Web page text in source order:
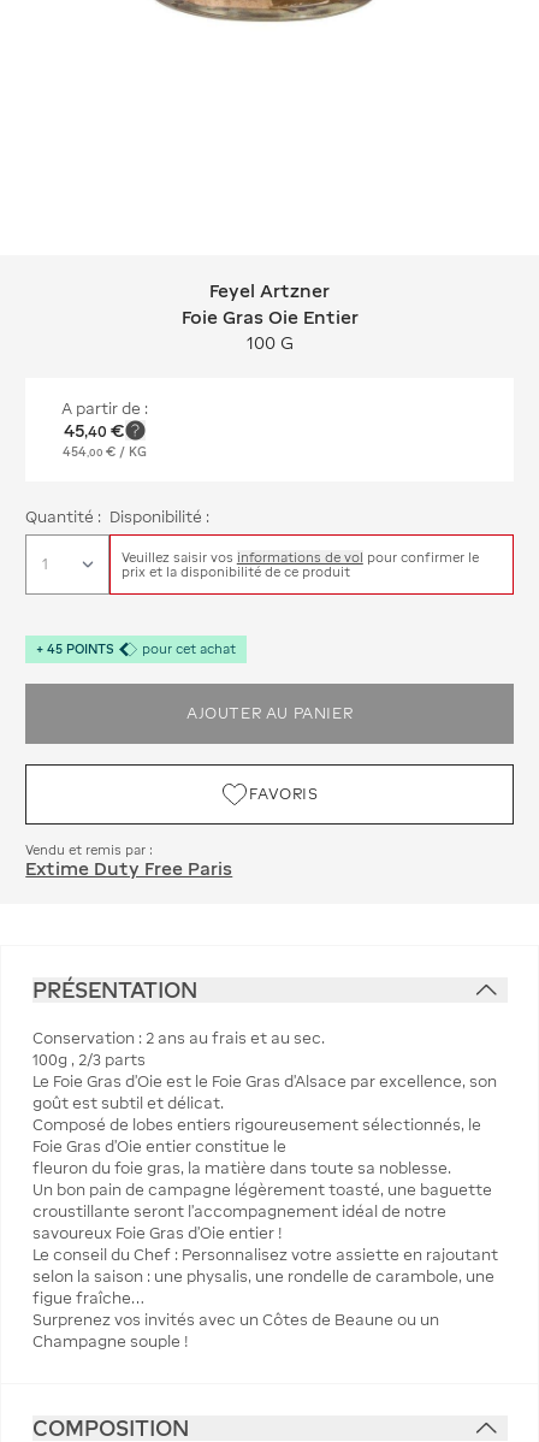
Feyel Artzner Foie Gras Oie Entier
Feyel Artzner
Foie Gras Oie Entier
100 G
A partir de :
45,40 €
454,00 € / KG
Quantité : Disponibilité :
Veuillez saisir vos informations de vol pour confirmer le
prix et la disponibilité de ce produit
+ 45 POINTS pour cet achat
AJOUTER AU PANIER
FAVORIS
Vendu et remis par :
Extime Duty Free Paris
PRÉSENTATION
Conservation : 2 ans au frais et au sec.
100g , 2/3 parts
Le Foie Gras d’Oie est le Foie Gras d’Alsace par excellence, son
goût est subtil et délicat.
Composé de lobes entiers rigoureusement sélectionnés, le
Foie Gras d’Oie entier constitue le
fleuron du foie gras, la matière dans toute sa noblesse.
Un bon pain de campagne légèrement toasté, une baguette
croustillante seront l’accompagnement idéal de notre
savoureux Foie Gras d’Oie entier !
Le conseil du Chef : Personnalisez votre assiette en rajoutant
selon la saison : une physalis, une rondelle de carambole, une
figue fraîche…
Surprenez vos invités avec un Côtes de Beaune ou un
Champagne souple !
COMPOSITION